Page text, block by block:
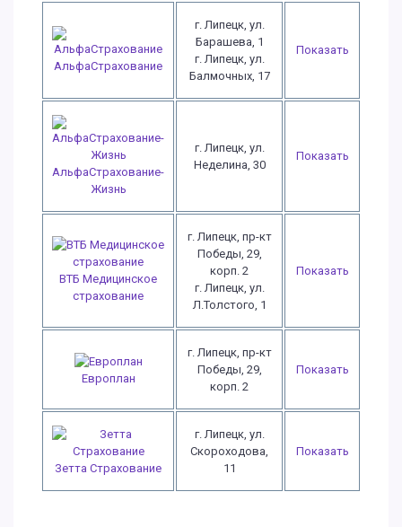
АльфаСтрахование
г. Липецк, ул.
Барашева, 1
г. Липецк, ул.
Балмочных, 17
Показать
АльфаСтрахование-
Жизнь
г. Липецк, ул.
Неделина, 30
Показать
ВТБ Медицинское
страхование
г. Липецк, пр-кт
Победы, 29,
корп. 2
г. Липецк, ул.
Л.Толстого, 1
Показать
Европлан
г. Липецк, пр-кт
Победы, 29,
корп. 2
Показать
Зетта Страхование
г. Липецк, ул.
Скороходова,
11
Показать